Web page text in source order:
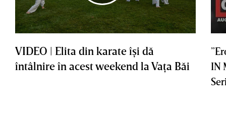
VIDEO | Elita din karate îşi dă
întâlnire în acest weekend la Vaţa Băi
IN